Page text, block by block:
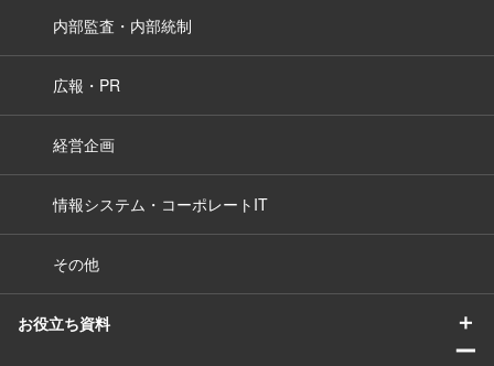
内部監査・内部統制
広報・PR
経営企画
情報システム・コーポレートIT
その他
お役立ち資料
＋
ー